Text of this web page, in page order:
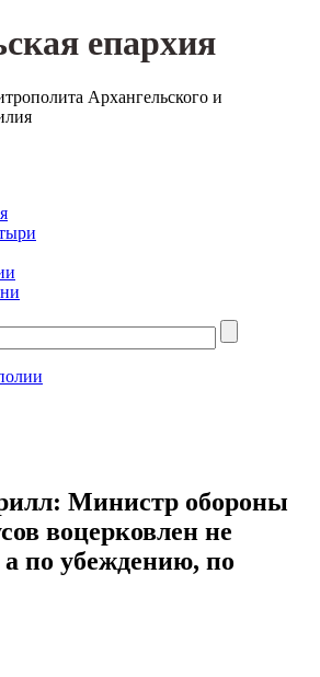
епархия
Архангельского и
Министр обороны
воцерковлен не
по убеждению, по